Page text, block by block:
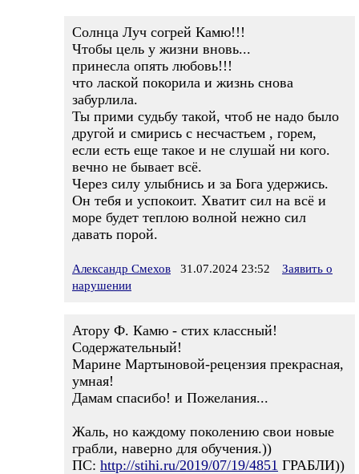
Солнца Луч согрей Камю!!!
Чтобы цель у жизни вновь...
принесла опять любовь!!!
что лаской покорила и жизнь снова
забурлила.
Ты прими судьбу такой, чтоб не надо было
другой и смирись с несчастьем , горем,
если есть еще такое и не слушай ни кого.
вечно не бывает всё.
Через силу улыбнись и за Бога удержись.
Он тебя и успокоит. Хватит сил на всё и
море будет теплою волной нежно сил
давать порой.
Александр Смехов 31.07.2024 23:52
Заявить о
нарушении
Атору Ф. Камю - стих классный!
Содержательный!
Марине Мартыновой-рецензия прекрасная,
умная!
Дамам спасибо! и Пожелания...
Жаль, но каждому поколению свои новые
грабли, наверно для обучения.))
ПС: http://stihi.ru/2019/07/19/4851 ГРАБЛИ))